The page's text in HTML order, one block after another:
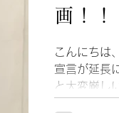
画！！
こんにちは
宣言が延長
と大変厳し